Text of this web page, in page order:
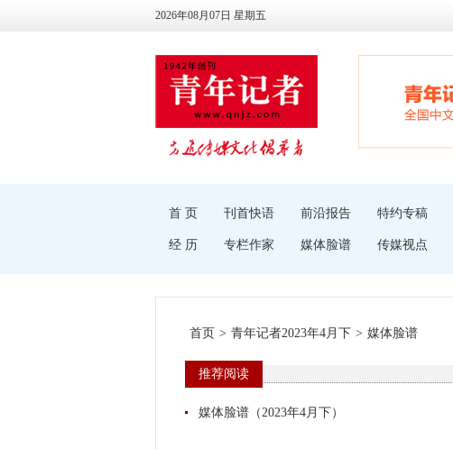
2026年08月07日 星期五
首 页 刊首快语 前沿报告 特约专稿
经 历 专栏作家 媒体脸谱 传媒视点
首页 > 青年记者2023年4月下 > 媒体脸谱
推荐阅读
媒体脸谱（2023年4月下）